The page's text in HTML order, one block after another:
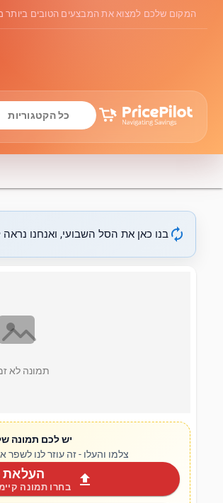
המקום שלכם למצוא את המבצעים הטובים ביותר
כל הקטגוריות
autorenew בנו כאן את הסל השבועי, ואנחנו
תמונה לא
יש לכם תמונה
צלמו והעלו - זה עוזר לנו
upload העלאת
בחרו תמונה